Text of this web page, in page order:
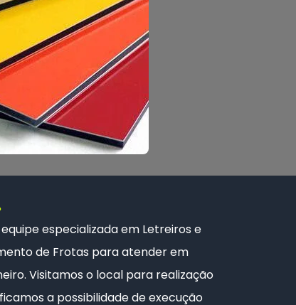
equipe especializadaem Letreiros e
de Frotas para atender em
Visitamos o local para realização
a possibilidade de execução